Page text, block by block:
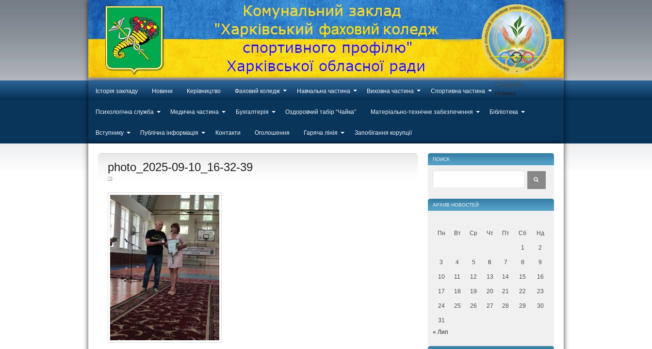
Історія закладу Новини Керівництво Фаховий коледж Навчальна частина Виховна частина Спортивна частина
Психологічна служба Медична частина Бухгалтерія Оздоровчий табір “Чайка” Матеріально-технічне забезпечення Бібліотека
Вступнику Публічна інформація Контакти Оголошення Гаряча лінія Запобігання корупції
Categories
Новини
20
photo_2025-09-10_16-32-39
ПОИСК
АРХИВ НОВОСТЕЙ
Пн Вт Ср Чт Пт Сб Нд
1 2
3 4 5 6 7 8 9
10 11 12 13 14 15 16
17 18 19 20 21 22 23
24 25 26 27 28 29 30
31
« Лип